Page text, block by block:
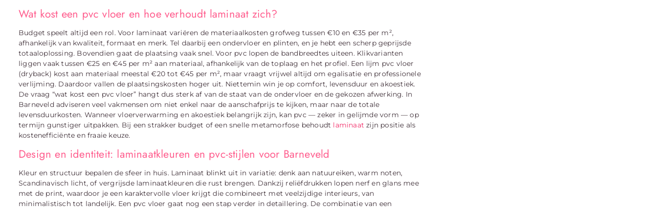
Wat kost een pvc vloer en hoe verhoudt laminaat zich?
Budget speelt altijd een rol. Voor laminaat variëren de materiaalkosten grofweg tussen €10 en €35 per m²,
afhankelijk van kwaliteit, formaat en merk. Tel daarbij een ondervloer en plinten, en je hebt een scherp geprijsde
totaaloplossing. Bovendien gaat de plaatsing vaak snel. Voor pvc lopen de bandbreedtes uiteen. Klikvarianten
liggen vaak tussen €25 en €45 per m² aan materiaal, afhankelijk van de toplaag en het profiel. Een lijm pvc vloer
(dryback) kost aan materiaal meestal €20 tot €45 per m², maar vraagt vrijwel altijd om egalisatie en professionele
verlijming. Daardoor vallen de plaatsingskosten hoger uit. Niettemin win je op comfort, levensduur en akoestiek.
De vraag “wat kost een pvc vloer” hangt dus sterk af van de staat van de ondervloer en de gekozen afwerking. In
Barneveld adviseren veel vakmensen om niet enkel naar de aanschafprijs te kijken, maar naar de totale
levensduurkosten. Wanneer vloerverwarming en akoestiek belangrijk zijn, kan pvc — zeker in gelijmde vorm — op
termijn gunstiger uitpakken. Bij een strakker budget of een snelle metamorfose behoudt laminaat zijn positie als
kostenefficiënte en fraaie keuze.
Design en identiteit: laminaatkleuren en pvc-stijlen voor Barneveld
Kleur en structuur bepalen de sfeer in huis. Laminaat blinkt uit in variatie: denk aan natuureiken, warm noten,
Scandinavisch licht, of vergrijsde laminaatkleuren die rust brengen. Dankzij reliëfdrukken lopen nerf en glans mee
met de print, waardoor je een karaktervolle vloer krijgt die combineert met veelzijdige interieurs, van
minimalistisch tot landelijk. Een pvc vloer gaat nog een stap verder in detaillering. De combinatie van een